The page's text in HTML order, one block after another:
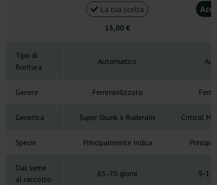
La tua scelta
13,00 €
Tipo di
fioritura
Automatico
Genere Femminilizzato
Genetica Super Skunk x Ruderalis Critical
Specie Principalmente Indica
Dal seme
al raccolto
65-70 giorni 9-11